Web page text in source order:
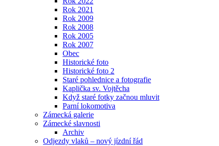
Rok 2021
Rok 2009
Rok 2008
Rok 2005
Rok 2007
Obec
Historické foto
Historické foto 2
Staré pohlednice a fotografie
Kaplička sv. Vojtěcha
Když staré fotky začnou mluvit
Parní lokomotiva
Zámecká galerie
Zámecké slavnosti
Archiv
Odjezdy vlaků – nový jízdní řád